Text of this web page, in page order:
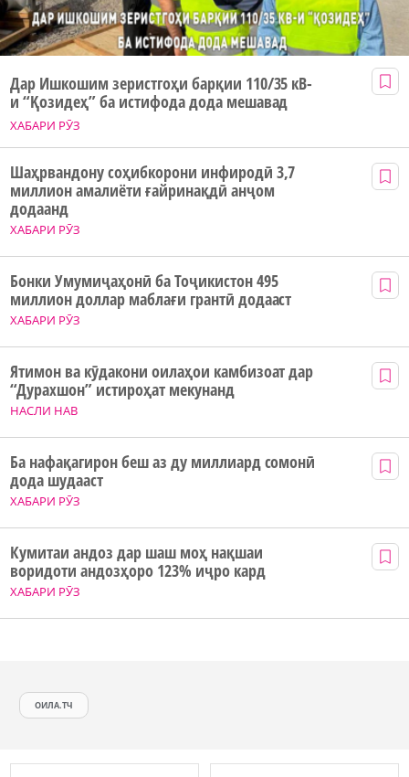
ХАБАРИ РӮЗ
Дар Ишкошим зеристгоҳи барқии 110/35 кВ-
и “Қозидеҳ” ба истифода дода мешавад
ХАБАРИ РӮЗ
Шаҳрвандону соҳибкорони инфиродӣ 3,7
миллион амалиёти ғайринақдӣ анҷом
додаанд
ХАБАРИ РӮЗ
Бонки Умумиҷаҳонӣ ба Тоҷикистон 495
миллион доллар маблағи грантӣ додааст
НАСЛИ НАВ
Ятимон ва кӯдакони оилаҳои камбизоат дар
“Дурахшон” истироҳат мекунанд
ХАБАРИ РӮЗ
Ба нафақагирон беш аз ду миллиард сомонӣ
дода шудааст
ХАБАРИ РӮЗ
Кумитаи андоз дар шаш моҳ нақшаи
воридоти андозҳоро 123% иҷро кард
ОИЛА.ТЧ